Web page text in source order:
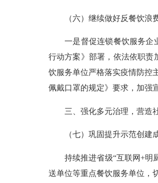
（六）继续做好反餐饮浪
一是督促连锁餐饮服务企业
行动方案》部署，依法依职责
饮服务单位严格落实疫情防控
佩戴口罩的规定》要求，加强
三、强化多元治理，营造社
（七）巩固提升示范创建
持续推进省级“互联网+明厨
送单位等重点餐饮服务单位，